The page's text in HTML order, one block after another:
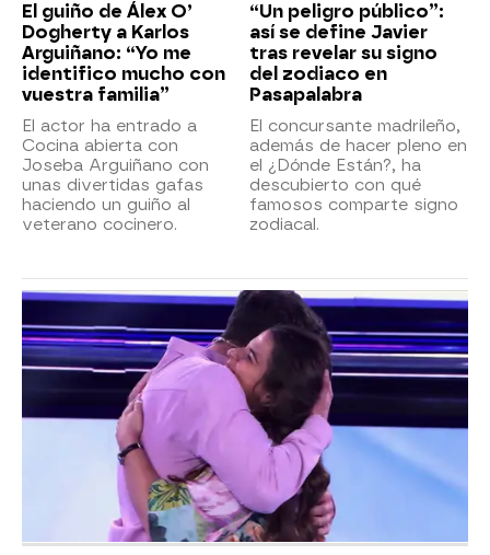
El guiño de Álex O’
Dogherty a Karlos
Arguiñano: “Yo me
identifico mucho con
vuestra familia”
El actor ha entrado a
Cocina abierta con
Joseba Arguiñano con
unas divertidas gafas
haciendo un guiño al
veterano cocinero.
“Un peligro público”:
así se define Javier
tras revelar su signo
del zodiaco en
Pasapalabra
El concursante madrileño,
además de hacer pleno en
el ¿Dónde Están?, ha
descubierto con qué
famosos comparte signo
zodiacal.